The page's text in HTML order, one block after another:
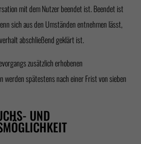
mit dem Nutzer beendet ist. Beendet ist
sich aus den Umständen entnehmen lässt,
abschließend geklärt ist.
zusätzlich erhobenen
werden spätestens nach einer Frist von sieben
UND